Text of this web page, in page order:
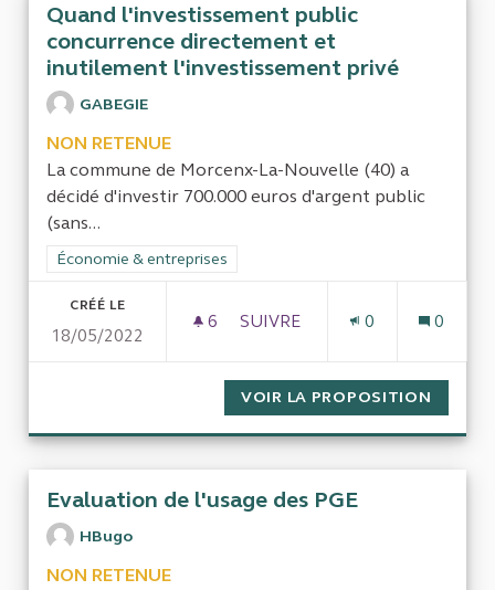
Quand l'investissement public
concurrence directement et
inutilement l'investissement privé
GABEGIE
NON RETENUE
La commune de Morcenx-La-Nouvelle (40) a
décidé d'investir 700.000 euros d'argent public
(sans...
Filtrer les résultats de la catégorie : Économie & entreprises
Économie & entreprises
CRÉÉ LE
18/05/2022
6 6 ABONNÉS
SUIVRE
0 0
VOIR LA PROPOSITION
Evaluation de l'usage des PGE
HBugo
NON RETENUE